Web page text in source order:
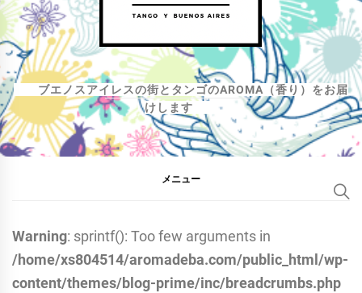
ッ
プ
ブエノスアイレスの街とタンゴのAROMA（香り）をお届
けします
メニュー
Warning: sprintf(): Too few arguments in
/home/xs804514/aromadeba.com/public_html/wp-
content/themes/blog-prime/inc/breadcrumbs.php